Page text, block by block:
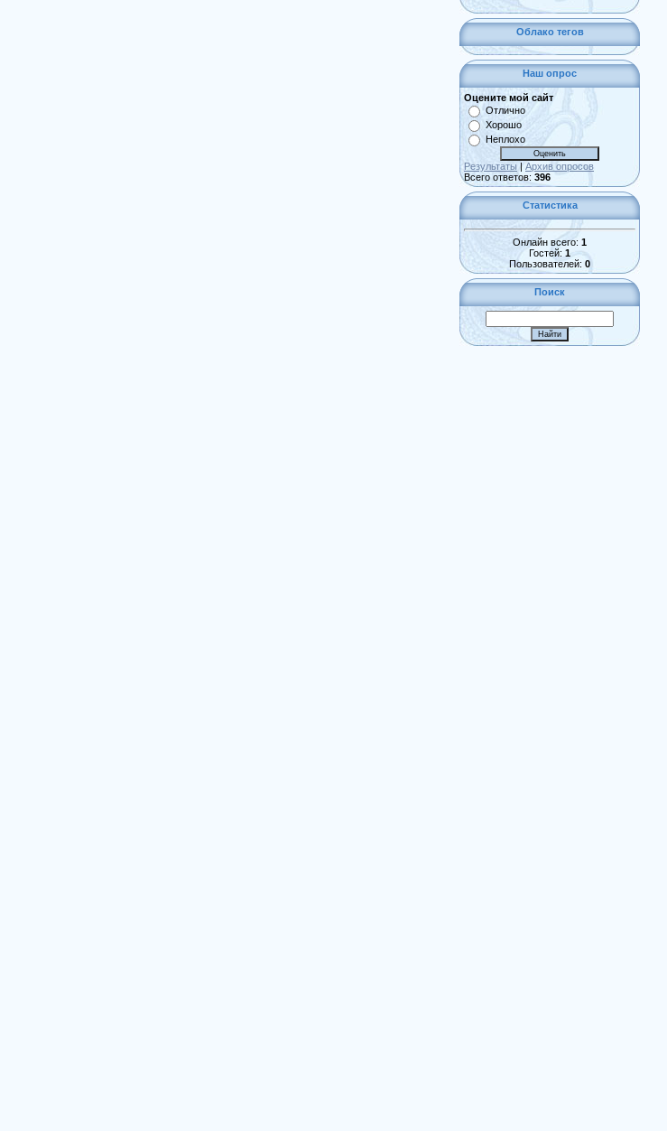
Облако тегов
Наш опрос
Оцените мой сайт
Отлично
Хорошо
Неплохо
Результаты | Архив опросов
Всего ответов: 396
Статистика
Онлайн всего: 1
Гостей: 1
Пользователей: 0
Поиск